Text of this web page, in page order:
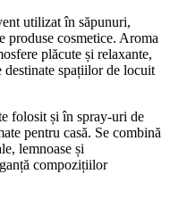
utilizat în săpunuri,
produse cosmetice. Aroma
plăcute și relaxante,
destinate spațiilor de locuit
folosit și în spray-uri de
pentru casă. Se combină
lemnoase și
compozițiilor